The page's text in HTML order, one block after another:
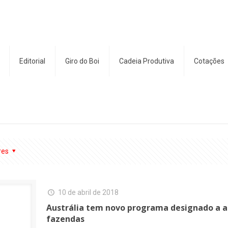
Editorial Giro do Boi Cadeia Produtiva Cotações
10 de abril de 2018
Austrália tem novo programa designado a
fazendas